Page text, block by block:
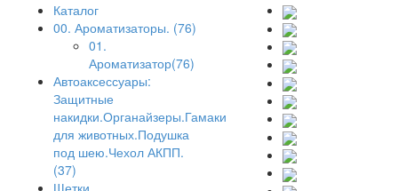
Каталог
00. Ароматизаторы. (76)
01.
Ароматизатор(76)
Автоаксессуары:
Защитные
накидки.Органайзеры.Гамаки
для животных.Подушка
под шею.Чехол АКПП.
(37)